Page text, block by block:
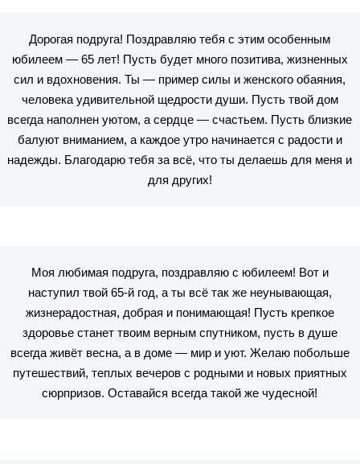
Дорогая подруга! Поздравляю тебя с этим особенным
юбилеем — 65 лет! Пусть будет много позитива, жизненных
сил и вдохновения. Ты — пример силы и женского обаяния,
человека удивительной щедрости души. Пусть твой дом
всегда наполнен уютом, а сердце — счастьем. Пусть близкие
балуют вниманием, а каждое утро начинается с радости и
надежды. Благодарю тебя за всё, что ты делаешь для меня и
для других!
Моя любимая подруга, поздравляю с юбилеем! Вот и
наступил твой 65-й год, а ты всё так же неунывающая,
жизнерадостная, добрая и понимающая! Пусть крепкое
здоровье станет твоим верным спутником, пусть в душе
всегда живёт весна, а в доме — мир и уют. Желаю побольше
путешествий, теплых вечеров с родными и новых приятных
сюрпризов. Оставайся всегда такой же чудесной!